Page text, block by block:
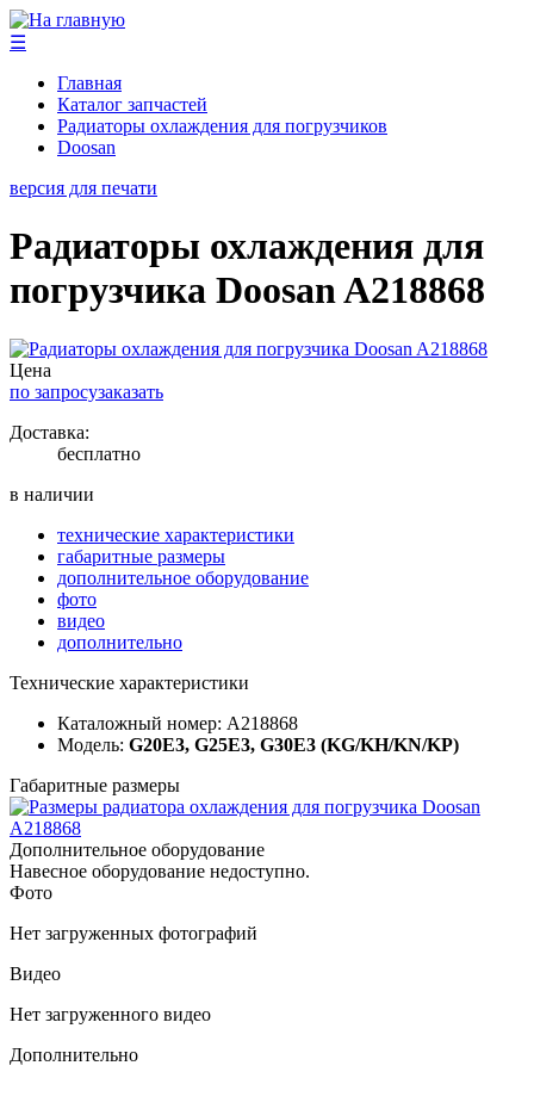
☰
Главная
Каталог запчастей
Радиаторы охлаждения для погрузчиков
Doosan
версия для печати
Радиаторы охлаждения для
погрузчика Doosan A218868
Цена
по запросузаказать
Доставка:
бесплатно
в наличии
технические характеристики
габаритные размеры
дополнительное оборудование
фото
видео
дополнительно
Технические характеристики
Каталожный номер: A218868
Модель: G20E3, G25E3, G30E3 (KG/KH/KN/KP)
Габаритные размеры
Дополнительное оборудование
Навесное оборудование недоступно.
Фото
Нет загруженных фотографий
Видео
Нет загруженного видео
Дополнительно